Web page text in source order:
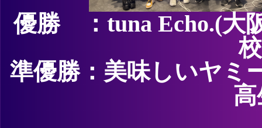
優勝 ：tuna Echo.(大
準優勝：美味しいヤミ